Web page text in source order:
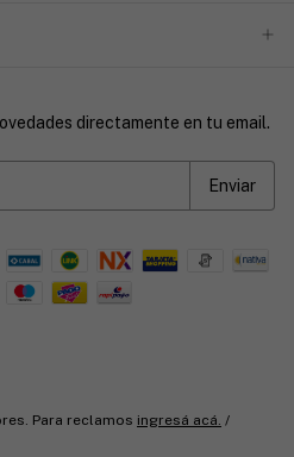
directamente en tu email.
Para reclamos ingresá acá. /